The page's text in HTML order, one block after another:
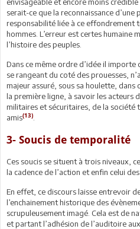
serait-ce que la reconnaissance
responsabilité liée à ce effondrement
hommes. L’erreur est certes humaine
l’histoire des peuples.
Dans ce même ordre d’idée il
se rangeant du coté des prouesses,
majeur assuré, sous sa houlette,
la première ligne, à savoir les acteurs
militaires et sécuritaires, de la société
amis(13)
3- Soucis de temporalité
Ces soucis se situent à trois niveaux,
la cadence de l’action et enfin celui
En effet, ce discours laisse entrevoir
l’enchainement historique des
scrupuleusement imagé. Cela est de
et partant l’adhésion de l’auditoire